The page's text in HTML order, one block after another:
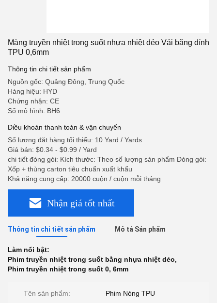
Màng truyền nhiệt trong suốt nhựa nhiệt dẻo Vải băng dính
TPU 0,6mm
Thông tin chi tiết sản phẩm
Nguồn gốc: Quảng Đông, Trung Quốc
Hàng hiệu: HYD
Chứng nhận: CE
Số mô hình: BH6
Điều khoản thanh toán & vận chuyển
Số lượng đặt hàng tối thiểu: 10 Yard / Yards
Giá bán: $0.34 - $0.99 / Yard
chi tiết đóng gói: Kích thước: Theo số lượng sản phẩm Đóng gói:
Xốp + thùng carton tiêu chuẩn xuất khẩu
Khả năng cung cấp: 20000 cuộn / cuộn mỗi tháng
Nhận giá tốt nhất
Thông tin chi tiết sản phẩm Mô tả Sản phẩm
Làm nổi bật:
Phim truyền nhiệt trong suốt bằng nhựa nhiệt dẻo,
Phim truyền nhiệt trong suốt 0, 6mm
Tên sản phẩm: Phim Nóng TPU